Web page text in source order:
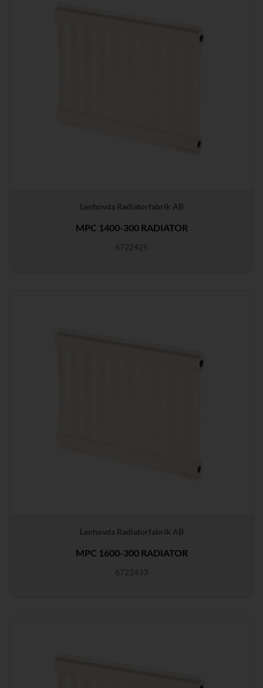
Lenhovda Radiatorfabrik AB
MPC 1400-300 RADIATOR
6722425
Lenhovda Radiatorfabrik AB
MPC 1600-300 RADIATOR
6722433